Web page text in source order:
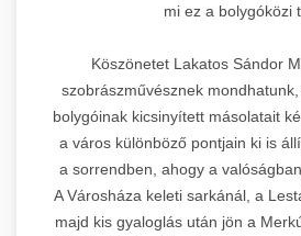
mi ez a bolygóközi
Köszönetet Lakatos Sándor
szobrászművésznek
bolygóinak kicsinyített másolatait
a város különböző pontjain ki is
a sorrendben, ahogy a
A Városháza keleti sarkánál, a
majd kis gyaloglás után jön a